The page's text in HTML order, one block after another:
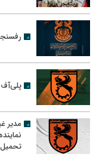
پلی‌آف